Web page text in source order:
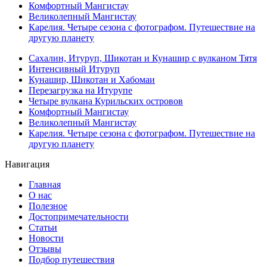
Комфортный Мангистау
Великолепный Мангистау
Карелия. Четыре сезона с фотографом. Путешествие на
другую планету
Сахалин, Итуруп, Шикотан и Кунашир с вулканом Тятя
Интенсивный Итуруп
Кунашир, Шикотан и Хабомаи
Перезагрузка на Итурупе
Четыре вулкана Курильских островов
Комфортный Мангистау
Великолепный Мангистау
Карелия. Четыре сезона с фотографом. Путешествие на
другую планету
Навигация
Главная
О нас
Полезное
Достопримечательности
Статьи
Новости
Отзывы
Подбор путешествия